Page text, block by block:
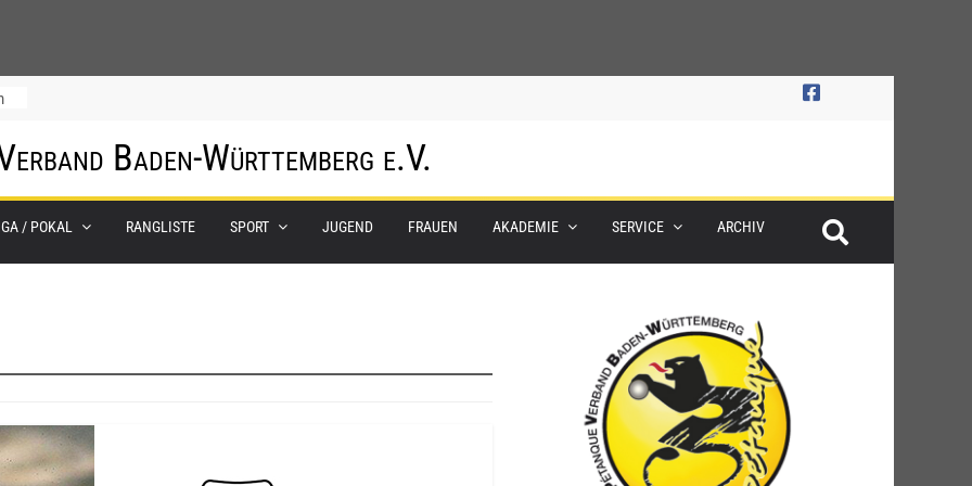
Baden-Württemberg e.V.
/ POKAL RANGLISTE SPORT JUGEND FRAUEN AKADEMIE SERVICE ARCHIV